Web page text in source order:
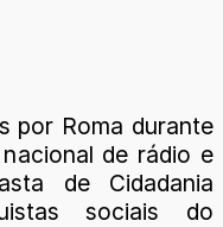
por Roma durante
de rádio e
de Cidadania
sociais do